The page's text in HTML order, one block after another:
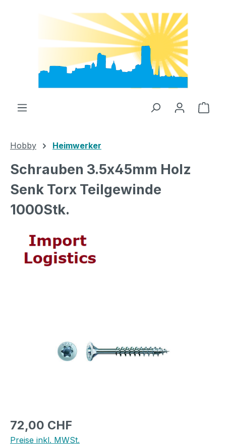
Zum Hauptinhalt springen
Hobby Heimwerker
Schrauben 3.5x45mm Holz
Senk Torx Teilgewinde
1000Stk.
Regulärer Preis:
72,00 CHF
Preise inkl. MWSt.